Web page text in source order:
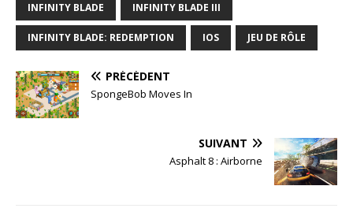
INFINITY BLADE INFINITY BLADE III
INFINITY BLADE: REDEMPTION IOS JEU DE RÔLE
PRÉCÉDENT
SpongeBob Moves In
SUIVANT
Asphalt 8 : Airborne